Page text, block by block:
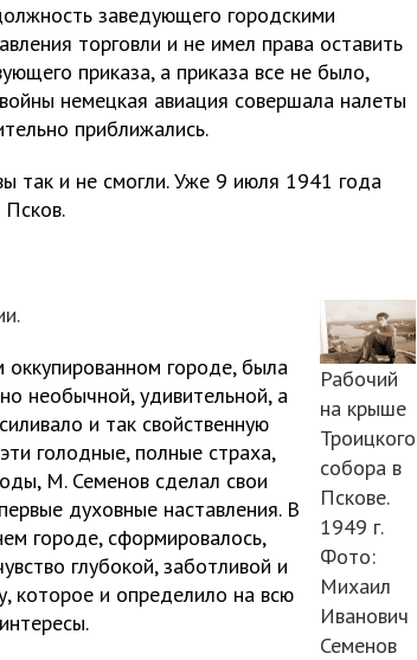
заведующего городскими
торговли и не имел права оставить
приказа, а приказа все не было,
немецкая авиация совершала налеты
приближались.
так и не смогли. Уже 9 июля 1941 года
Рабочий
на крыше
Троицкого
собора в
Пскове.
1949 г.
Фото:
Михаил
Иванович
Семенов
городе, была
необычной, удивительной, а
и так свойственную
голодные, полные страха,
М. Семенов сделал свои
духовные наставления. В
городе, сформировалось,
глубокой, заботливой и
которое и определило на всю